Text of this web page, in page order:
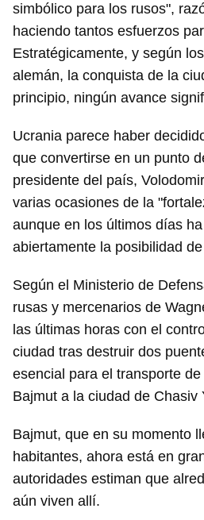
simbólico para los rusos",
haciendo tantos esfuerzos
Estratégicamente, y según
alemán, la conquista de la
principio, ningún avance
Ucrania parece haber
que convertirse en un punto
presidente del país,
varias ocasiones de la
aunque en los últimos días
abiertamente la posibilidad
Según el Ministerio de
rusas y mercenarios de
las últimas horas con el
ciudad tras destruir dos
esencial para el transporte
Bajmut a la ciudad de Chasiv
Bajmut, que en su momento
habitantes, ahora está en
autoridades estiman que
aún viven allí.